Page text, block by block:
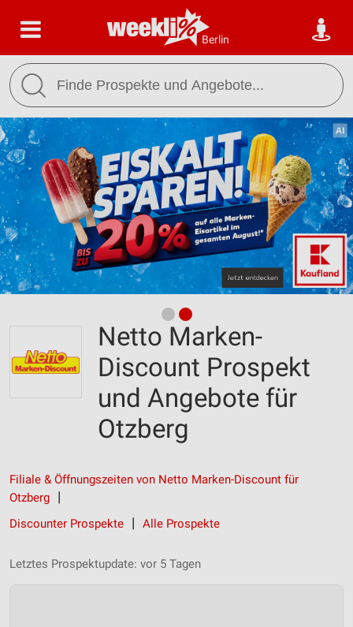
Berlin
Netto Marken-
Discount Prospekt
und Angebote für
Otzberg
Filiale & Öffnungszeiten von Netto Marken-Discount für
Otzberg
Discounter Prospekte
Alle Prospekte
Letztes Prospektupdate: vor 5 Tagen